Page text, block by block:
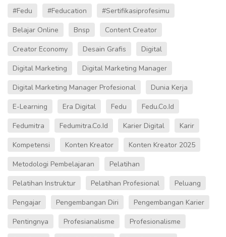
#fedu #Feducation
#sertifikasiprofesimu
Belajar Online
Bnsp
Content Creator
Creator Economy
Desain Grafis
Digital
Digital Marketing
Digital Marketing Manager
Digital Marketing Manager Profesional
Dunia Kerja
E-Learning
Era Digital Fedu
Fedu.co.id
Fedumitra
Fedumitra.co.id Karier Digital
Karir
Kompetensi
Konten Kreator
Konten Kreator 2025
Metodologi Pembelajaran
Pelatihan
Pelatihan Instruktur
Pelatihan Profesional
Peluang
Pengajar
Pengembangan Diri
Pengembangan Karier
Pentingnya
Profesianalisme
Profesionalisme